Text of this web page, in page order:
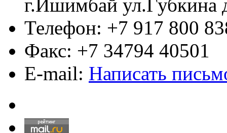
г.Ишимбай ул.Губкина
Телефон: +7 917 800
Факс: +7 34794 40501
E-mail: Написать